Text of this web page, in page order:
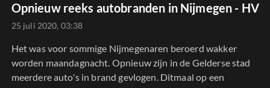
Opnieuw reeks autobranden in Nijmegen - HV
25 juli 2020, 03:38
Het was voor sommige Nijmegenaren beroerd wakker
worden maandagnacht. Opnieuw zijn in de Gelderse stad
meerdere auto's in brand gevlogen. Ditmaal op een